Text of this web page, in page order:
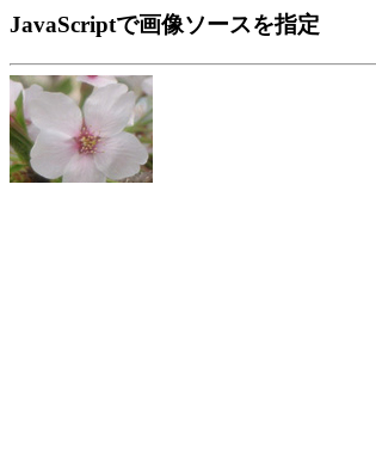
JavaScriptで画像ソースを指定